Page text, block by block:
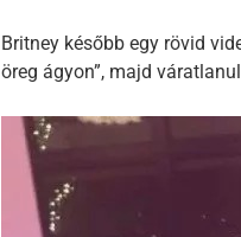
Britney később egy rövid
öreg ágyon”, majd